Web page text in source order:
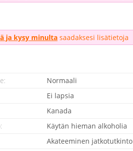
ja kysy minulta saadaksesi lisätietoja
Normaali
Ei lapsia
Kanada
Käytän hieman alkoholia
Akateeminen jatkotutkinto